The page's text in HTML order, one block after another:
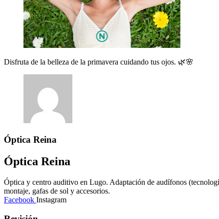
Disfruta de la belleza de la primavera cuidando tus ojos. 🌿🌸
Óptica Reina
Óptica Reina
Óptica y centro auditivo en Lugo. Adaptación de audífonos
montaje, gafas de sol y accesorios.
Facebook Instagram